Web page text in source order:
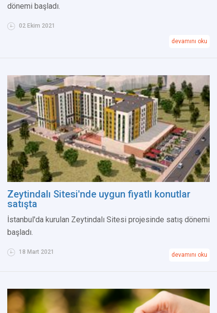
dönemi başladı.
02 Ekim 2021
devamını oku
Zeytindalı Sitesi'nde uygun fiyatlı konutlar
satışta
İstanbul'da kurulan Zeytindalı Sitesi projesinde satış dönemi
başladı.
18 Mart 2021 devamını oku